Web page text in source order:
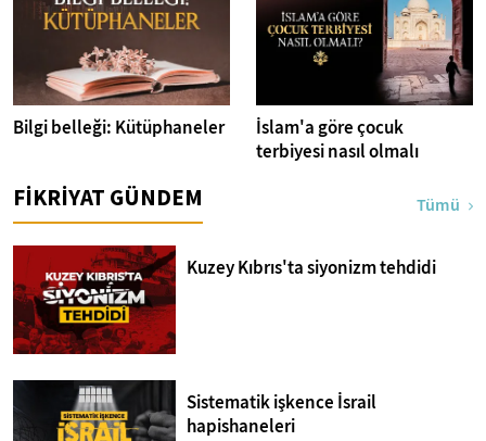
Bilgi belleği: Kütüphaneler
İslam'a göre çocuk
terbiyesi nasıl olmalı
FİKRİYAT GÜNDEM Tümü
Kuzey Kıbrıs'ta siyonizm tehdidi
Sistematik işkence İsrail
hapishaneleri